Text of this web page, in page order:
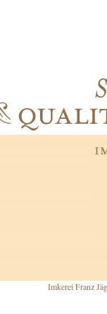
Imkerei Franz